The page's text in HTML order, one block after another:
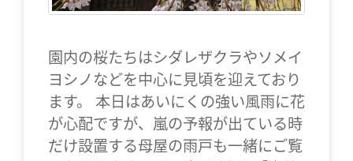
園内の桜たちはシダレザクラやソメイ
ヨシノなどを中心に見頃を迎えており
ます。 本日はあいにくの強い風雨に花
が心配ですが、嵐の予報が出ている時
だけ設置する母屋の雨戸も一緒にご覧